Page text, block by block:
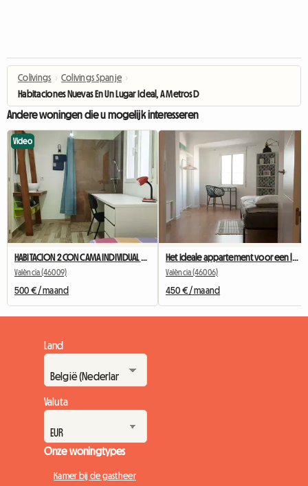
Colivings › Colivings Spanje ›
Habitaciones Nuevas En Un Lugar Ideal, A Metros Del Tren Y D
Andere woningen die u mogelijk interesseren
Video
València (46009)
500 € / maand
València (46006)
450 € / maand
Land
Valuta
Onze woningtypes
Kamer bij de gastheer